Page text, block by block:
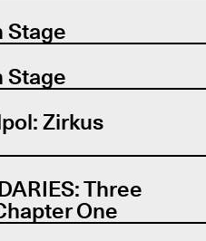
Stage
Stage
Zirkus
Three
One